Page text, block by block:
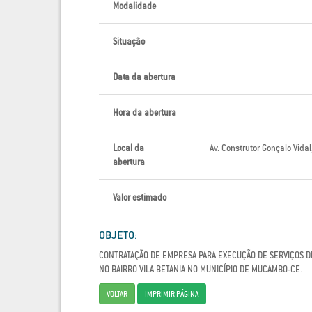
Modalidade
Situação
Data da abertura
Hora da abertura
Local da
abertura
Av. Construtor Gonçalo
Valor estimado
OBJETO:
CONTRATAÇÃO DE EMPRESA PARA EXECUÇÃO DE SERVIÇOS
NO BAIRRO VILA BETANIA NO MUNICÍPIO DE MUCAMBO-CE.
VOLTAR IMPRIMIR PÁGINA